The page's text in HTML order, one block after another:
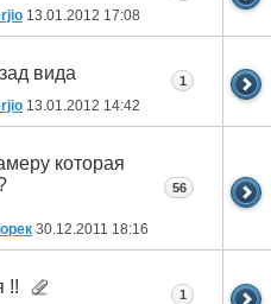
13.01.2012 17:08
вида
13.01.2012 14:42
1
которая
30.12.2011 18:16
56
!! 1